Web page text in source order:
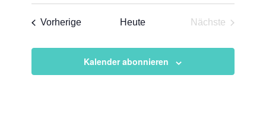
VorherigeVeranstaltungen
Heute
Nächste
Kalender abonnieren